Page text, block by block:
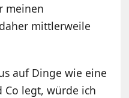
meinen
mittlerweile
auf Dinge wie eine
Co legt, würde ich